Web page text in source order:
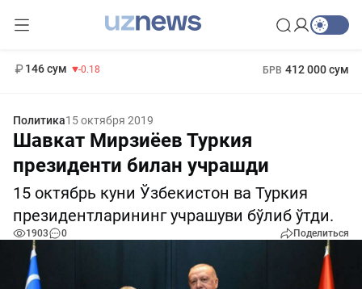
146 сум -0.18 БРВ 412 000 сум
Политика15 октября 2019
Шавкат Мирзиёев Туркия
президенти билан учрашди
15 октябрь куни Ўзбекистон ва Туркия
президентларининг учрашуви бўлиб ўтди.
1903 0 Поделиться